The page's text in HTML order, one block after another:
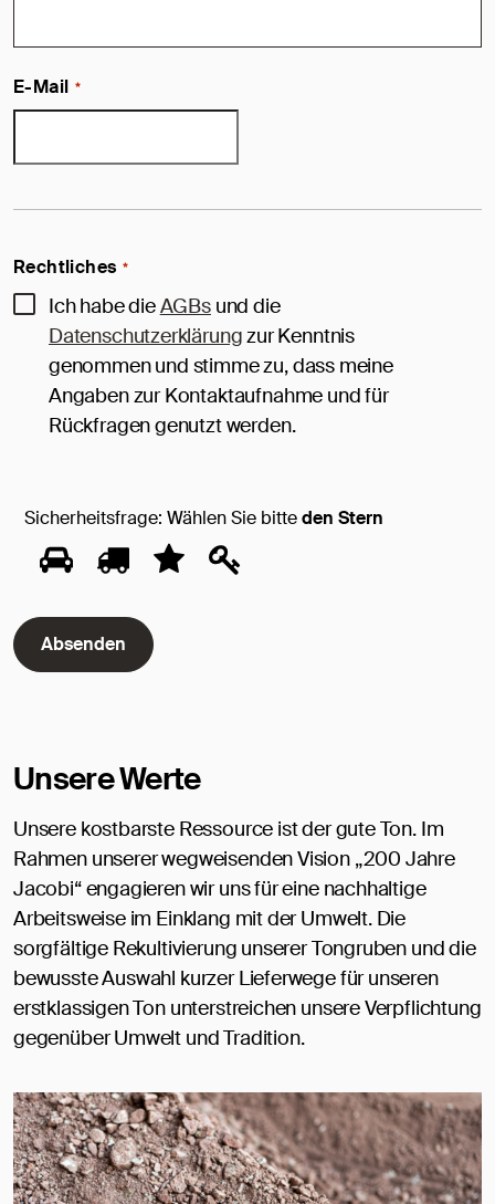
E-Mail *
Rechtliches *
Ich habe dieAGBsund die
Datenschutzerklärungzur Kenntnis
genommen und stimme zu, dass meine
Angaben zur Kontaktaufnahme und für
Rückfragen genutzt werden.
Sicherheitsfrage: Wählen Sie bitteden Stern
2 3
Absenden
Unsere Werte
Unsere kostbarste Ressource ist der gute Ton. Im
Rahmen unserer wegweisenden Vision „200 Jahre
Jacobi“ engagieren wir uns für eine nachhaltige
Arbeitsweise im Einklang mit der Umwelt. Die
sorgfältige Rekultivierung unserer Tongruben und die
bewusste Auswahl kurzer Lieferwege für unseren
erstklassigen Ton unterstreichen unsere Verpflichtung
gegenüber Umwelt und Tradition.